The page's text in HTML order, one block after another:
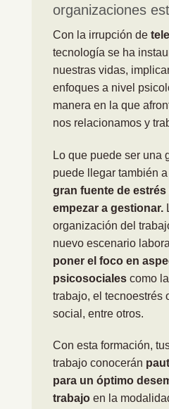
organizaciones
Con la irrupción de
tecnología se ha
nuestras vidas,
enfoques a nivel
manera en la que
nos relacionamos y
Lo que puede ser una
puede llegar también
gran fuente de
empezar a gestionar.
organización del
nuevo escenario
poner el foco en
psicosociales como
trabajo, el tecnoestrés
social, entre otros.
Con esta formación,
trabajo conocerán
para un óptimo
trabajo en la